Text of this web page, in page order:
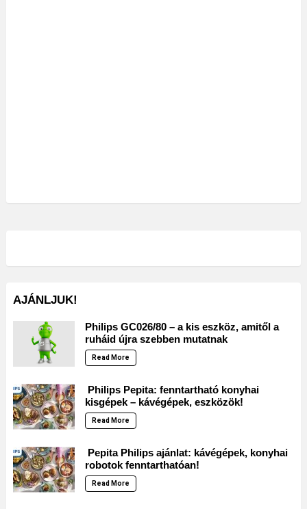
AJÁNLJUK!
Philips GC026/80 – a kis eszköz, amitől a
ruháid újra szebben mutatnak
Read More
Philips Pepita: fenntartható konyhai
kisgépek – kávégépek, eszközök!
Read More
Pepita Philips ajánlat: kávégépek, konyhai
robotok fenntarthatóan!
Read More